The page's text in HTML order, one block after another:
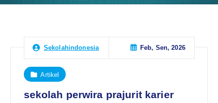
Sekolahindonesia Feb, Sen, 2026
Artikel
sekolah perwira prajurit karier